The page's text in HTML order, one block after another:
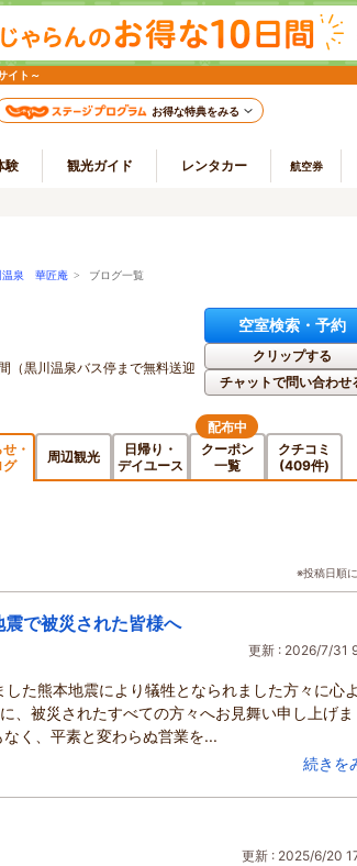
イト～
お得な特典をみる
験 観光ガイド レンタカー 航空券
温泉 華匠庵 > ブログ一覧
（黒川温泉バス停まで無料送迎
空室検索・予約
クリップする
チャットで問い合わせ
・
グ
周辺観光
日帰り・
デイユース
クーポン
一覧
配布中
クチコミ
(409件)
※投稿日順
で被災された皆様へ
更新 : 2026/7/31
た熊本地震により犠牲となられました方々に心
、被災されたすべての方々へお見舞い申し上げま
く、平素と変わらぬ営業を...
続きを
更新 : 2025/6/20